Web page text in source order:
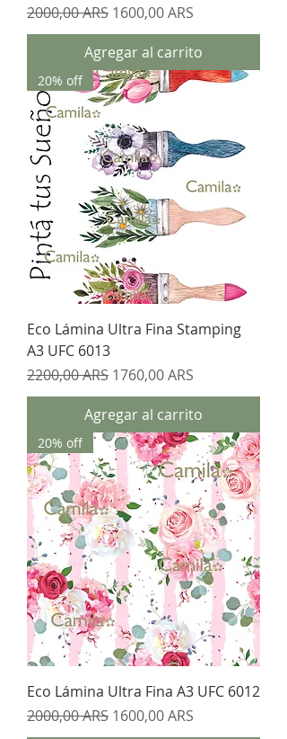
Precio
2000,00 ARS Precio de oferta
1600,00 ARS
Agregar al carrito
20% off
Eco Lámina Ultra Fina Stamping
A3 UFC 6013
Precio
2200,00 ARS Precio de oferta
1760,00 ARS
Agregar al carrito
20% off
Eco Lámina Ultra Fina A3 UFC 6012
Precio
2000,00 ARS Precio de oferta
1600,00 ARS